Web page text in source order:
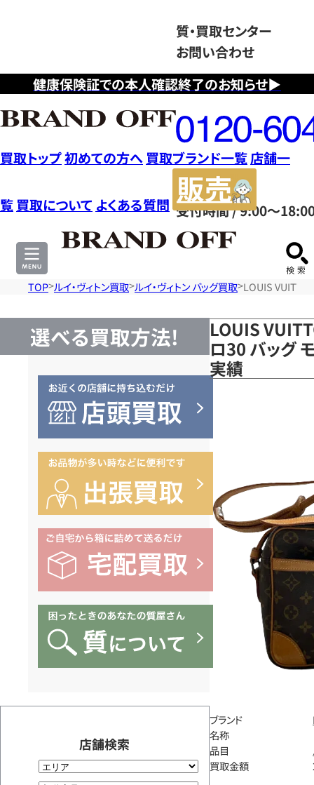
健康保険証での本人確認終了のお知らせ▶
質・買取センター
お問い合わせ
フ
リ
ー
ダ
イ
ヤ
ル
0120604117
受付時間 / 9:00～
買取トップ初めての方へ 買取ブランド一覧店舗一
覧 買取について よくある質問
サ
TOP ルイ・ヴィトン買取 ルイ・ヴィトン バッグ買取 LOUIS
選べる買取方法!
店舗検索
LOUIS
ロ30 バッグ
実績
ブランド
名称
品目
買取金額